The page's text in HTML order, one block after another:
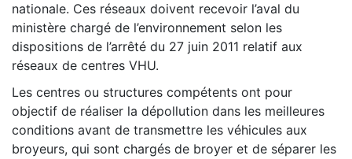
nationale. Ces réseaux doivent recevoir l’aval du
ministère chargé de l’environnement selon les
dispositions de l’arrêté du 27 juin 2011 relatif aux
réseaux de centres VHU.
Les centres ou structures compétents ont pour
objectif de réaliser la dépollution dans les meilleures
conditions avant de transmettre les véhicules aux
broyeurs, qui sont chargés de broyer et de séparer les